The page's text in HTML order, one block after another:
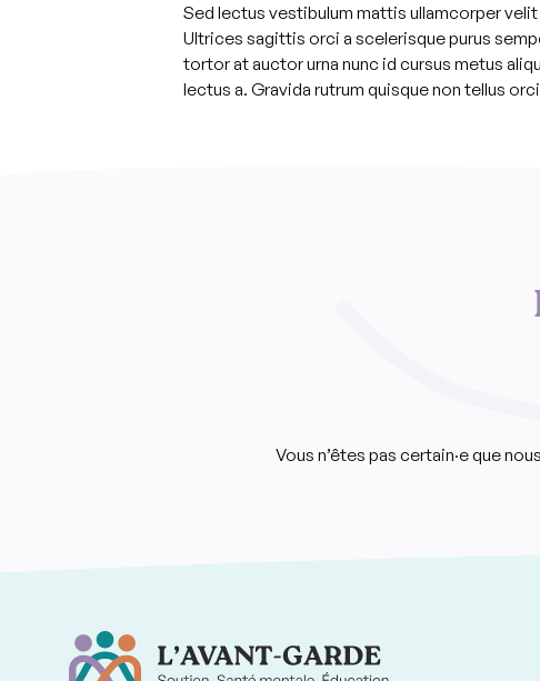
Sed lectus vestibulum mattis ullamcorper
Ultrices sagittis orci a scelerisque purus
tortor at auctor urna nunc id cursus metus
lectus a. Gravida rutrum quisque non tellus
Vous n’êtes pas certain·e que